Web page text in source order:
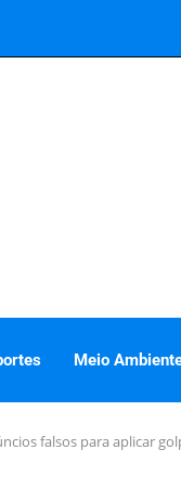
Meio
falsos para aplicar